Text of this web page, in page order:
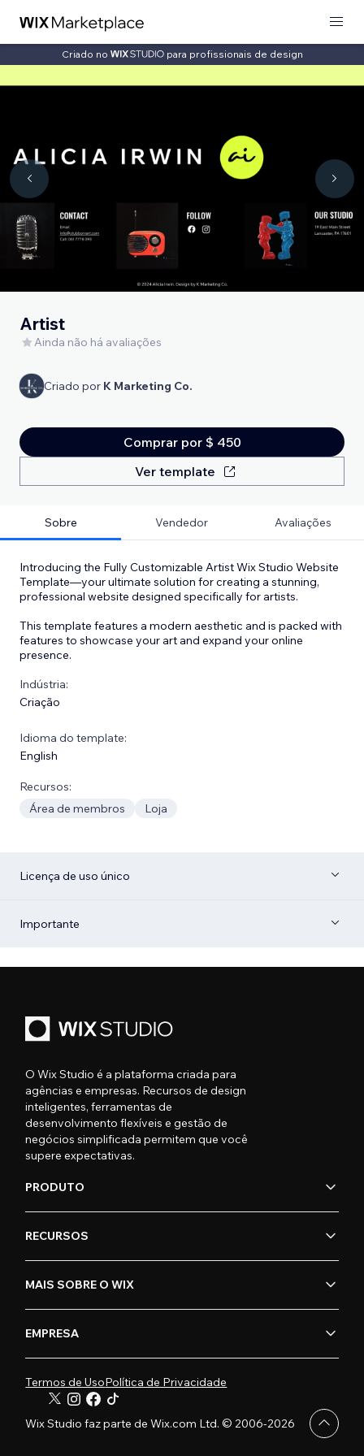
Criado no para profissionais de design
Artist
Ainda não há avaliações
Criado por K Marketing Co.
Comprar por $ 450
Ver template
Sobre Vendedor Avaliações
Introducing the Fully Customizable Artist Wix Studio Website
Template—your ultimate solution for creating a stunning,
professional website designed specifically for artists.
This template features a modern aesthetic and is packed with
features to showcase your art and expand your online
presence.
Indústria:
Criação
Idioma do template:
English
Recursos:
Área de membros
Loja
Licença de uso único
Importante
O Wix Studio é a plataforma criada para
agências e empresas. Recursos de design
inteligentes, ferramentas de
desenvolvimento flexíveis e gestão de
negócios simplificada permitem que você
supere expectativas.
PRODUTO
RECURSOS
MAIS SOBRE O WIX
EMPRESA
Termos de UsoPolítica de Privacidade
Wix Studio faz parte de Wix.com Ltd. © 2006-2026